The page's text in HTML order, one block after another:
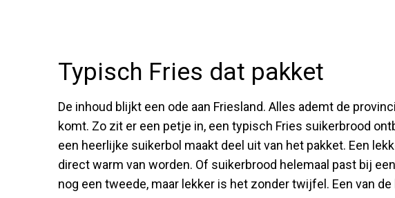
Typisch Fries dat pakket
De inhoud blijkt een ode aan Friesland. Alles ademt de
komt. Zo zit er een petje in, een typisch Fries suikerbrood
een heerlijke suikerbol maakt deel uit van het pakket. Een
direct warm van worden. Of suikerbrood helemaal past bij
nog een tweede, maar lekker is het zonder twijfel. Een van